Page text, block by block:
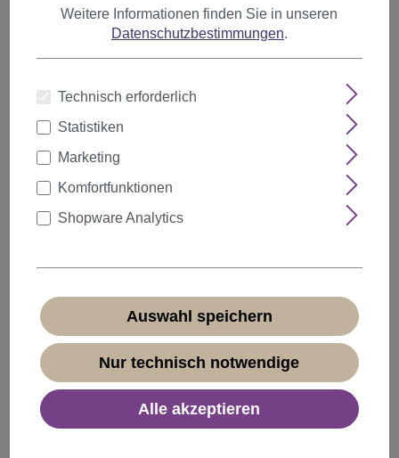
Produktnummer:
GFW806-1B(B78)
Sofort verfügbar
+ Farbvarianten
21,99 €
Weitere Informationen finden Sie in unseren
Datenschutzbestimmungen.
Technisch erforderlich
Statistiken
Marketing
Komfortfunktionen
Shopware Analytics
Auswahl speichern
Nur technisch notwendige
Alle akzeptieren